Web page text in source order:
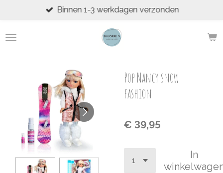
naar
Binnen 1-3 werkdagen verzonden
Pop Nancy snow
fashion
€ 39,95
In